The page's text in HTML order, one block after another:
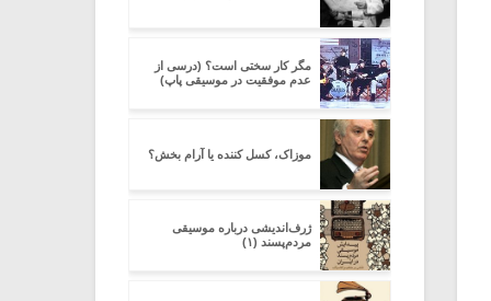
مگر کار سختی است؟ (درسی از
عدم موفقیت در موسیقی پاپ)
موزاک، کسل کننده یا آرام بخش؟
ژرف‌اندیشی درباره‌ موسیقی
مردم‌پسند (۱)